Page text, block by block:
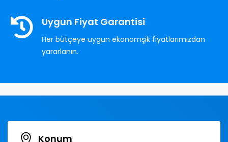
Uygun Fiyat Garantisi
Her bütçeye uygun ekonomşik fiyatlarımızdan
yararlanın.
Konum